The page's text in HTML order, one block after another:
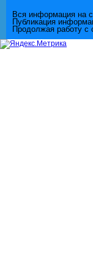
Вся информация на
Публикация
Продолжая работу